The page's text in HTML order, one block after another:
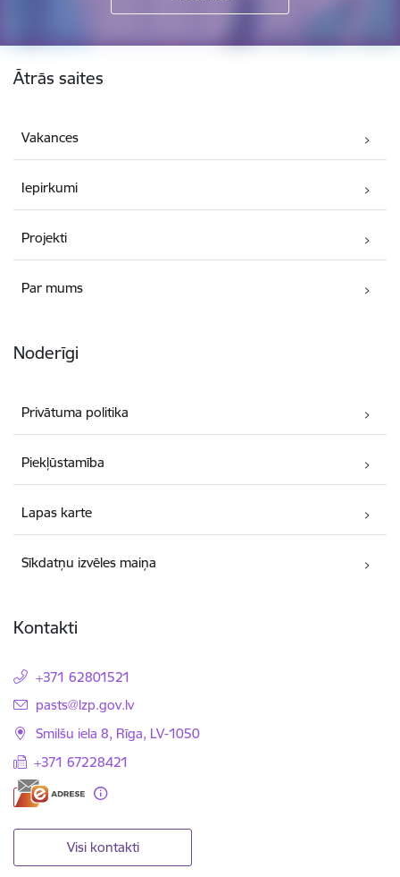
Kājene
Ātrās saites
Vakances
Iepirkumi
Projekti
Par mums
Noderīgi
Privātuma politika
Piekļūstamība
Lapas karte
Sīkdatņu izvēles maiņa
Kontakti
+371 62801521
E-pasts:
pasts@lzp.gov.lv
Smilšu iela 8, Rīga, LV-1050
+371 67228421
Visi kontakti